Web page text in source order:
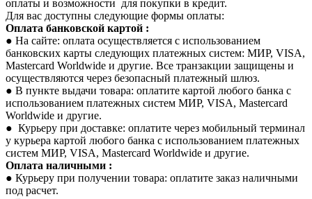
оплаты и возможности для покупки в кредит.
Для вас доступны следующие формы оплаты:
Оплата банковской картой :
● На сайте: оплата осуществляется с использованием
банковских карты следующих платежных систем: МИР, VISA,
Mastercard Worldwide и другие. Все транзакции защищены и
осуществляются через безопасный платежный шлюз.
● В пункте выдачи товара: оплатите картой любого банка с
использованием платежных систем МИР, VISA, Mastercard
Worldwide и другие.
● Курьеру при доставке: оплатите через мобильный терминал
у курьера картой любого банка с использованием платежных
систем МИР, VISA, Mastercard Worldwide и другие.
Оплата наличными :
● Курьеру при получении товара: оплатите заказ наличными
под расчет.